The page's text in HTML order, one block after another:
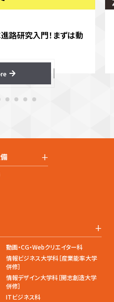
路研究入門！まずは動
+
+
動画・CG・Webクリエイター科
情報ビジネス大学科［産業能率大学
併修］
情報デザイン大学科［開志創造大学
併修］
ITビジネス科